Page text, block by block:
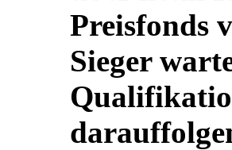
Preisfonds
Sieger